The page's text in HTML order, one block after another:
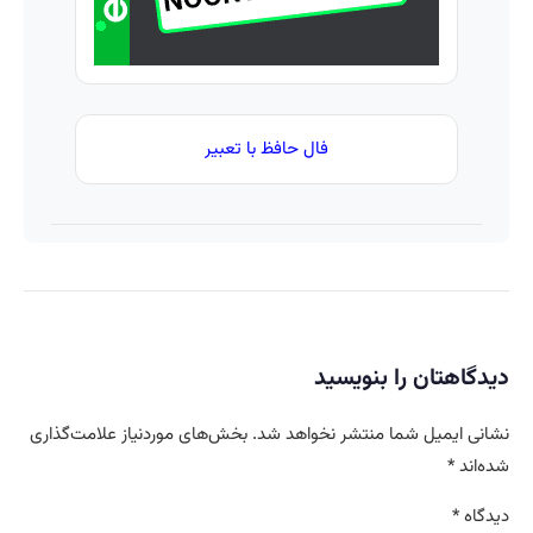
ساخت!
فال حافظ با تعبیر
دیدگاهتان را بنویسید
نشانی ایمیل شما منتشر نخواهد شد. بخش‌های موردنیاز علامت‌گذاری
شده‌اند*
دیدگاه*